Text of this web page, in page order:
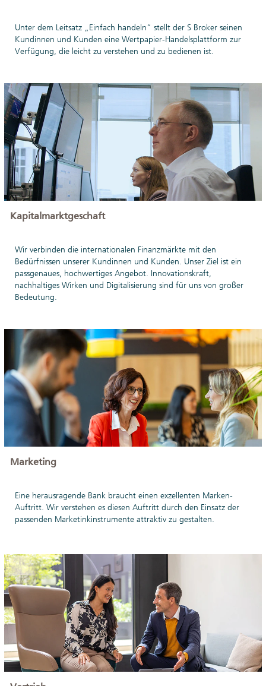
Unter dem Leitsatz „Einfach handeln“ stellt der S Broker seinen
Kundinnen und Kunden eine Wertpapier-Handelsplattform zur
Verfügung, die leicht zu verstehen und zu bedienen ist.
Kapitalmarktgeschaft
Wir verbinden die internationalen Finanzmärkte mit den
Bedürfnissen unserer Kundinnen und Kunden. Unser Ziel ist ein
passgenaues, hochwertiges Angebot. Innovationskraft,
nachhaltiges Wirken und Digitalisierung sind für uns von großer
Bedeutung.
Marketing
Eine herausragende Bank braucht einen exzellenten Marken-
Auftritt. Wir verstehen es diesen Auftritt durch den Einsatz der
passenden Marketinkinstrumente attraktiv zu gestalten.